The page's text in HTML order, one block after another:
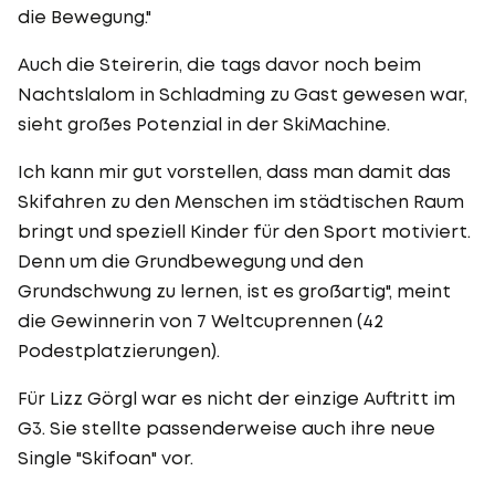
die Bewegung."
Auch die Steirerin, die tags davor noch beim
Nachtslalom in Schladming zu Gast gewesen war,
sieht großes Potenzial in der SkiMachine.
Ich kann mir gut vorstellen, dass man damit das
Skifahren zu den Menschen im städtischen Raum
bringt und speziell Kinder für den Sport motiviert.
Denn um die Grundbewegung und den
Grundschwung zu lernen, ist es großartig", meint
die Gewinnerin von 7 Weltcuprennen (42
Podestplatzierungen).
Für Lizz Görgl war es nicht der einzige Auftritt im
G3. Sie stellte passenderweise auch ihre neue
Single "Skifoan" vor.